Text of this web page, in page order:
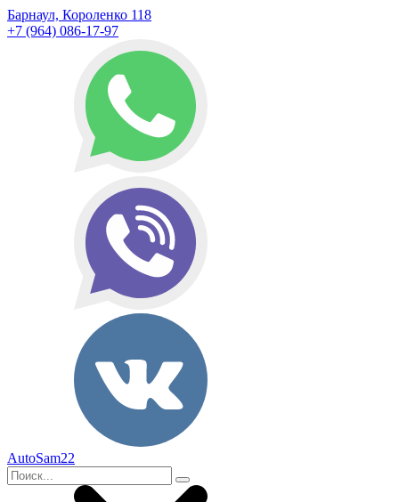
Барнаул, Короленко 118
+7 (964) 086-17-97
AutoSam22